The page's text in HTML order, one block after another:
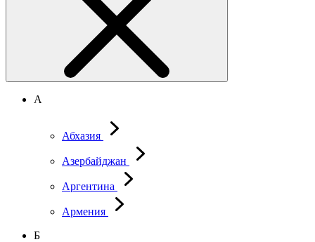
А
Абхазия
Азербайджан
Аргентина
Армения
Б